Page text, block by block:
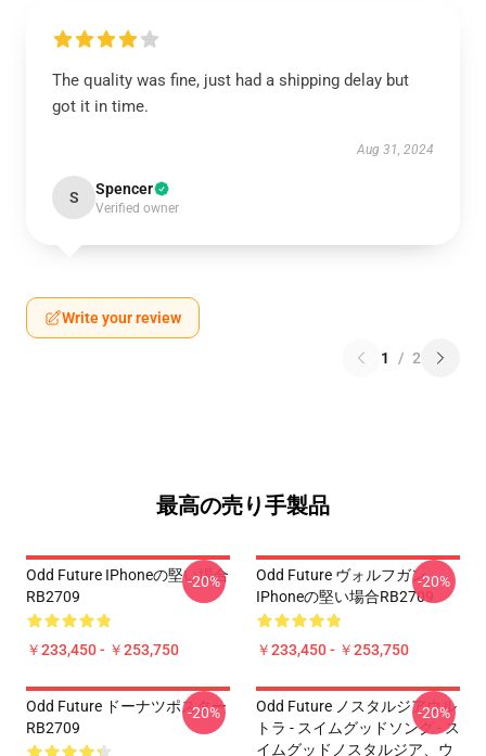
The quality was fine, just had a shipping delay but
got it in time.
Aug 31, 2024
S Spencer
Verified owner
Write your review
1 / 2
最高の売り手製品
Odd Future IPhoneの堅い場合
RB2709
￥233,450 - ￥253,750
-20%
Odd Future ヴォルフガン
IPhoneの堅い場合RB2709
￥233,450 - ￥253,750
-20%
Odd Future ドーナツポスター
RB2709
-20%
Odd Future ノスタルジアウル
トラ - スイムグッドソング - ス
イムグッドノスタルジア、ウ
-20%